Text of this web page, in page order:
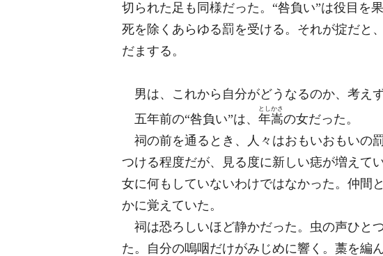
切られた足も同様だった。“咎負い”は役目を
死を除くあらゆる罰を受ける。それが掟だと
だまする。
男は、これから自分がどうなるのか、考え
五年前の“咎負い”は、 年嵩
としかさ
の女だった。
祠の前を通るとき、人々はおもいおもいの
つける程度だが、見る度に新しい痣が増えて
女に何もしていないわけではなかった。仲間
かに覚えていた。
祠は恐ろしいほど静かだった。虫の声ひと
た。自分の嗚咽だけがみじめに響く。藁を編